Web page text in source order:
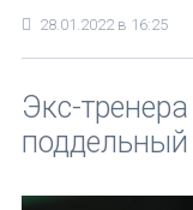
28.01.2022 в 16:25
Экс-